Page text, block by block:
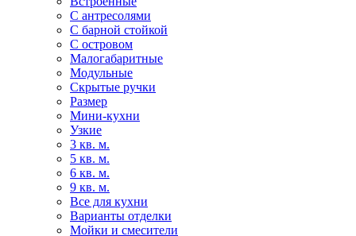
С антресолями
С барной стойкой
С островом
Малогабаритные
Модульные
Скрытые ручки
Размер
Мини-кухни
Узкие
3 кв. м.
5 кв. м.
6 кв. м.
9 кв. м.
Все для кухни
Варианты отделки
Мойки и смесители